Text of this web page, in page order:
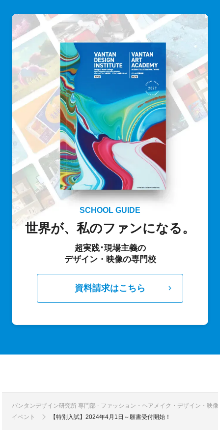
SCHOOL GUIDE
世界が、私のファンになる。
超実践･現場主義の
デザイン・映像の専門校
資料請求はこちら
バンタンデザイン研究所 専門部 - ファッション・ヘアメイク・デザイン・映
イベント
【特別入試】2024年4月1日～願書受付開始！